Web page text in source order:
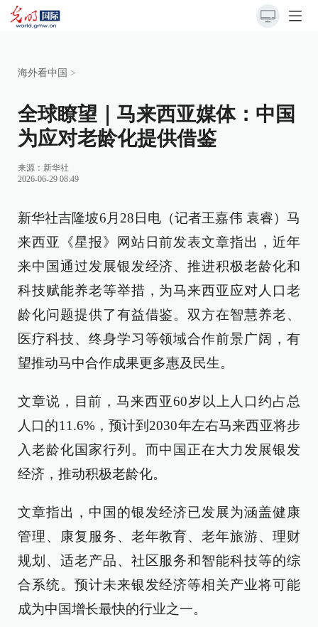
海外看中国 >
全球瞭望｜马来西亚媒体：中国
为应对老龄化提供借鉴
来源： 新华社
2026-06-29 08:49
新华社吉隆坡6月28日电（记者王嘉伟 袁睿）马
来西亚《星报》网站日前发表文章指出，近年
来中国通过发展银发经济、推进积极老龄化和
科技赋能养老等举措，为马来西亚应对人口老
龄化问题提供了有益借鉴。双方在智慧养老、
医疗科技、终身学习等领域合作前景广阔，有
望推动马中合作成果更多惠及民生。
文章说，目前，马来西亚60岁以上人口约占总
人口的11.6%，预计到2030年左右马来西亚将步
入老龄化国家行列。而中国正在大力发展银发
经济，推动积极老龄化。
文章指出，中国的银发经济已发展为涵盖健康
管理、康复服务、老年教育、老年旅游、理财
规划、适老产品、社区服务和智能科技等的综
合系统。预计未来银发经济等相关产业将可能
成为中国增长最快的行业之一。